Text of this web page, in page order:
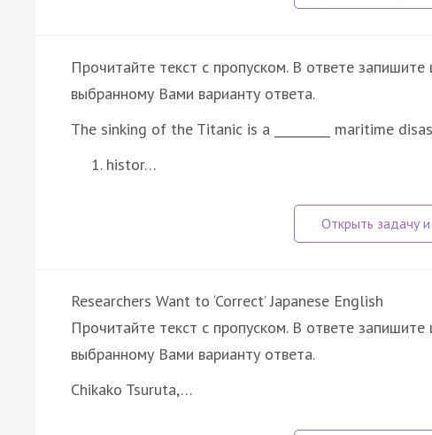
Прочитайте текст с пропуском. В ответе
выбранному Вами варианту ответа.
The sinking of the Titanic is a _________ maritime
histor…
Researchers Want to ‘Correct’ Japanese English
Прочитайте текст с пропуском. В ответе
выбранному Вами варианту ответа.
Chikako Tsuruta,…